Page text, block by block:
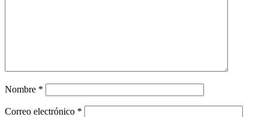
Nombre *
Correo electrónico *